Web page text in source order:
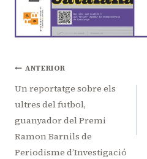
Navegació
d'entrades
ANTERIOR
Un reportatge sobre els
ultres del futbol,
guanyador del Premi
Ramon Barnils de
Periodisme d’Investigació